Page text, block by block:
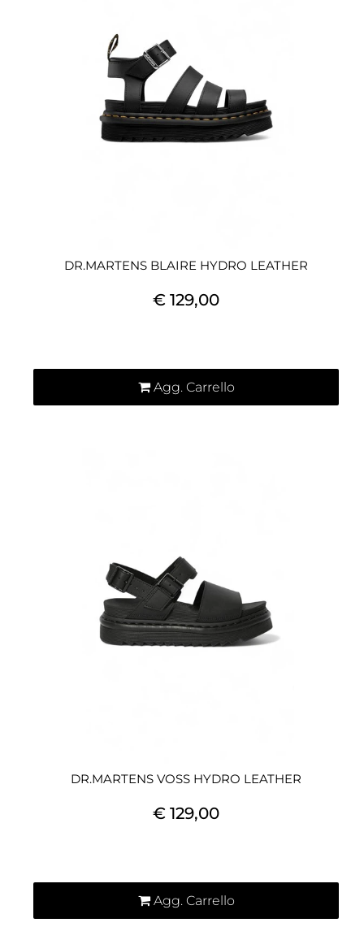
DR.MARTENS BLAIRE HYDRO LEATHER
€ 129,00
Agg. Carrello
DR.MARTENS VOSS HYDRO LEATHER
€ 129,00
Agg. Carrello